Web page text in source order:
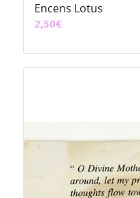
Encens Lotus
2,50€